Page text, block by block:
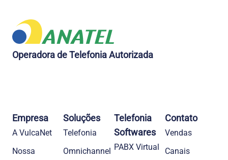
Operadora de Telefonia Autorizada
Empresa
A VulcaNet
Nossa
Soluções
Telefonia​
Omnichannel
Telefonia
Softwares
PABX Virtual
Contato
Vendas
Canais